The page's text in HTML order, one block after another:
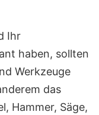
Ihr
haben, sollten
Werkzeuge
das
Hammer, Säge,